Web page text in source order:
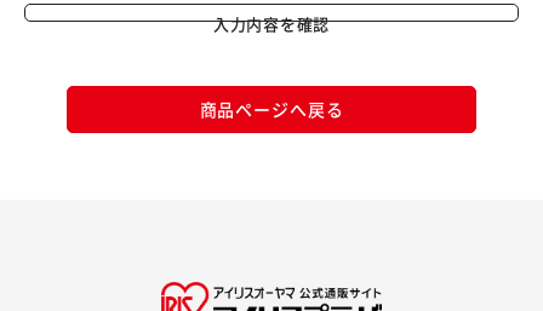
入力内容を確認
商品ページへ戻る